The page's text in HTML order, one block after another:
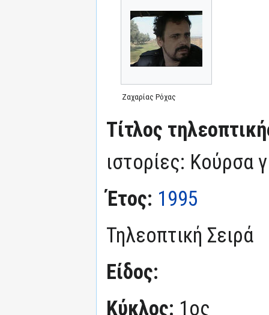
πλοήγηση
αναζήτηση
Ζαχαρίας Ρόχας
Τίτλος
ιστορίες: Κούρσα
Έτος: 1995
Τηλεοπτική Σειρά
Είδος:
Κύκλος: 1ος